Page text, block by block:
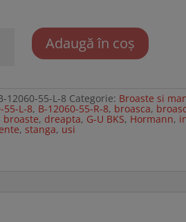
Adaugă în coș
12060-55-L-8 Categorie: Broaste si
55-L-8, B-12060-55-R-8, broasca,
broaste, dreapta, G-U BKS, Hormann,
, stanga, usi